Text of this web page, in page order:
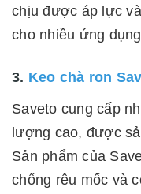
chịu được áp lực
cho nhiều ứng
3. Keo chà ron
Saveto cung cấp
lượng cao, được
Sản phẩm của
chống rêu mốc và